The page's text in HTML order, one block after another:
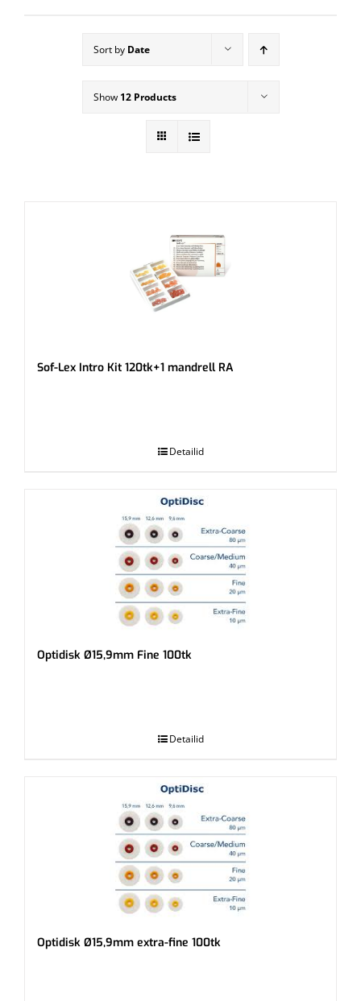
Sort by Date
Show 12 Products
Sof-Lex Intro Kit 120tk+1 mandrell RA
Detailid
Optidisk Ø15,9mm Fine 100tk
Detailid
Optidisk Ø15,9mm extra-fine 100tk